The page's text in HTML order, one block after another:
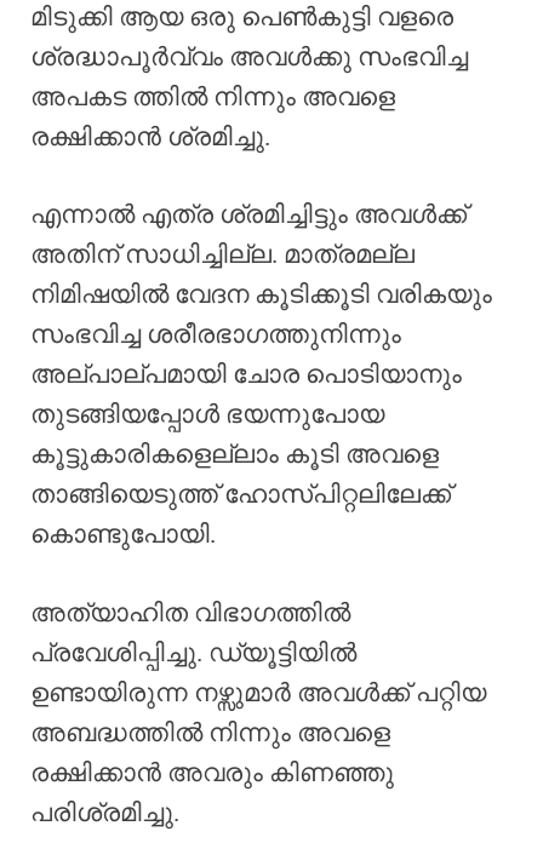
മിടുക്കി ആയ ഒരു പെൺകുട്ടി വളരെ
ശ്രദ്ധാപൂർവ്വം അവൾക്കു സംഭവിച്ച
അപകട ത്തിൽ നിന്നും അവളെ
രക്ഷിക്കാൻ ശ്രമിച്ചു.
എന്നാൽ എത്ര ശ്രമിച്ചിട്ടും അവൾക്ക്
അതിന് സാധിച്ചില്ല. മാത്രമല്ല
നിമിഷയിൽ വേദന കൂടിക്കൂടി വരികയും
സംഭവിച്ച ശരീരഭാഗത്തുനിന്നും
അല്പാല്പമായി ചോര പൊടിയാനും
തുടങ്ങിയപ്പോൾ ഭയന്നുപോയ
കൂട്ടുകാരികളെല്ലാം കൂടി അവളെ
താങ്ങിയെടുത്ത് ഹോസ്പിറ്റലിലേക്ക്
കൊണ്ടുപോയി.
അത്യാഹിത വിഭാഗത്തിൽ
പ്രവേശിപ്പിച്ചു. ഡ്യൂട്ടിയിൽ
ഉണ്ടായിരുന്ന നഴ്സുമാർ അവൾക്ക് പറ്റിയ
അബദ്ധത്തിൽ നിന്നും അവളെ
രക്ഷിക്കാൻ അവരും കിണഞ്ഞു
പരിശ്രമിച്ചു.